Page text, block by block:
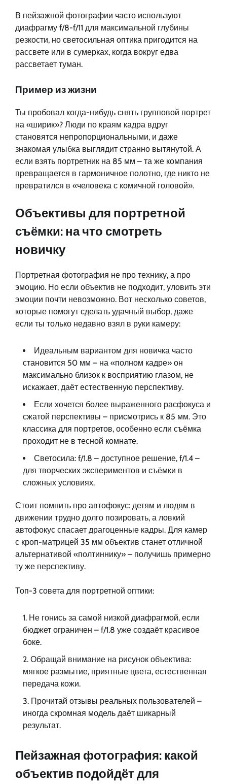
В пейзажной фотографии часто используют
диафрагму f/8-f/11 для максимальной глубины
резкости, но светосильная оптика пригодится на
рассвете или в сумерках, когда вокруг едва
рассветает туман.
Пример из жизни
Ты пробовал когда-нибудь снять групповой портрет
на «ширик»? Люди по краям кадра вдруг
становятся непропорциональными, и даже
знакомая улыбка выглядит странно вытянутой. А
если взять портретник на 85 мм – та же компания
превращается в гармоничное полотно, где никто не
превратился в «человека с комичной головой».
Объективы для портретной
съёмки: на что смотреть
новичку
Портретная фотография не про технику, а про
эмоцию. Но если объектив не подходит, уловить эти
эмоции почти невозможно. Вот несколько советов,
которые помогут сделать удачный выбор, даже
если ты только недавно взял в руки камеру:
Идеальным вариантом для новичка часто
становится 50 мм – на «полном кадре» он
максимально близок к восприятию глазом, не
искажает, даёт естественную перспективу.
Если хочется более выраженного расфокуса и
сжатой перспективы – присмотрись к 85 мм. Это
классика для портретов, особенно если съёмка
проходит не в тесной комнате.
Светосила: f/1.8 – доступное решение, f/1.4 –
для творческих экспериментов и съёмки в
сложных условиях.
Стоит помнить про автофокус: детям и людям в
движении трудно долго позировать, а ловкий
автофокус спасает драгоценные кадры. Для камер
с кроп-матрицей 35 мм объектив станет отличной
альтернативой «полтиннику» – получишь примерно
ту же перспективу.
Топ-3 совета для портретной оптики:
Не гонись за самой низкой диафрагмой, если
бюджет ограничен – f/1.8 уже создаёт красивое
боке.
Обращай внимание на рисунок объектива:
мягкое размытие, приятные цвета, естественная
передача кожи.
Прочитай отзывы реальных пользователей –
иногда скромная модель даёт шикарный
результат.
Пейзажная фотография: какой
объектив подойдёт для